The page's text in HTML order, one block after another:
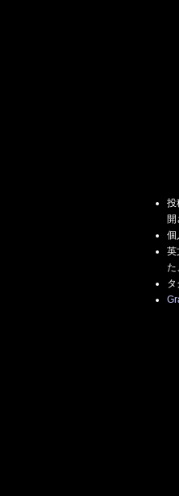
投
開
個
英
た
タ